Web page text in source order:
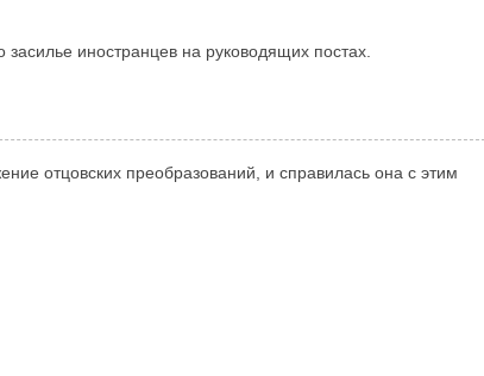
иностранцев на руководящих постах.
отцовских преобразований, и справилась она с этим